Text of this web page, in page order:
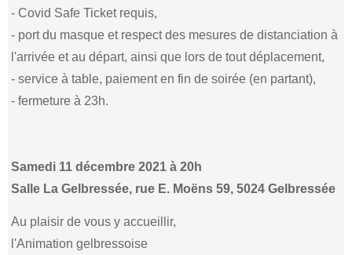
- Covid Safe Ticket requis,
- port du masque et respect des mesures de distanciation à
l'arrivée et au départ, ainsi que lors de tout déplacement,
- service à table, paiement en fin de soirée (en partant),
- fermeture à 23h.
Samedi 11 décembre 2021 à 20h
Salle La Gelbressée, rue E. Moëns 59, 5024 Gelbressée
Au plaisir de vous y accueillir,
l'Animation gelbressoise